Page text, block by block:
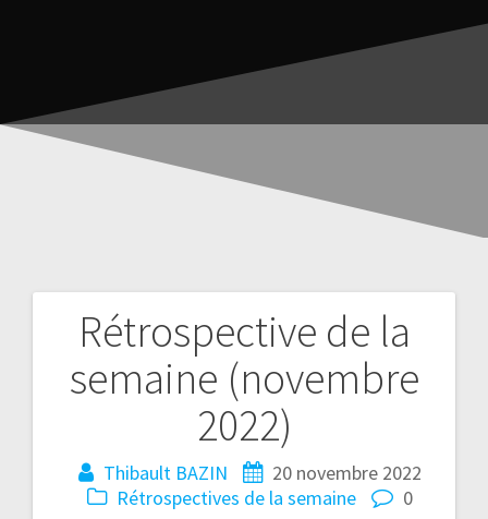
Rétrospective de la
semaine (novembre
2022)
Thibault BAZIN
20 novembre 2022
Rétrospectives de la semaine
0